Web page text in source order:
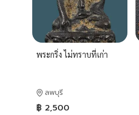
พระกริ่ง ไม่ทราบที่เก่า
ลพบุรี
฿ 2,500